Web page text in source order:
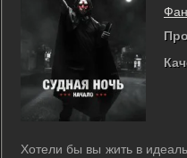
Хотели бы вы жить в